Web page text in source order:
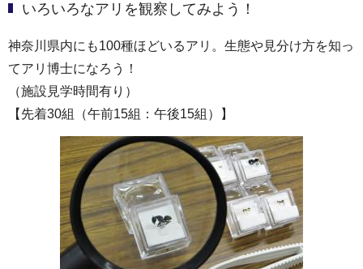
いろいろなアリを観察してみよう！
神奈川県内にも100種ほどいるアリ。生態や見分け方を知っ
てアリ博士になろう！
（施設見学時間有り）
【先着30組（午前15組：午後15組）】